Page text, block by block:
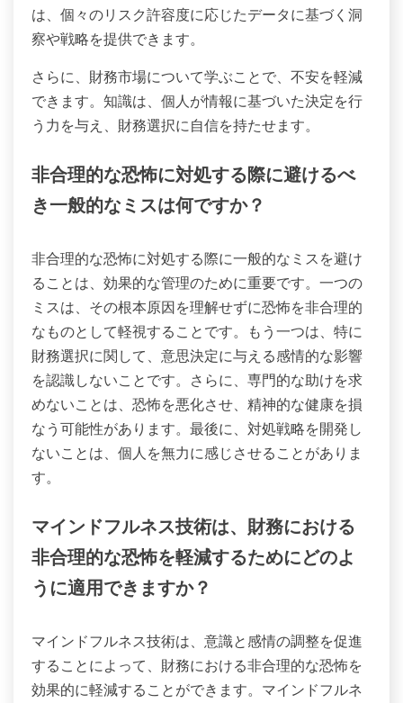
は、個々のリスク許容度に応じたデータに基づく洞
察や戦略を提供できます。
さらに、財務市場について学ぶことで、不安を軽減
できます。知識は、個人が情報に基づいた決定を行
う力を与え、財務選択に自信を持たせます。
非合理的な恐怖に対処する際に避けるべ
き一般的なミスは何ですか？
非合理的な恐怖に対処する際に一般的なミスを避け
ることは、効果的な管理のために重要です。一つの
ミスは、その根本原因を理解せずに恐怖を非合理的
なものとして軽視することです。もう一つは、特に
財務選択に関して、意思決定に与える感情的な影響
を認識しないことです。さらに、専門的な助けを求
めないことは、恐怖を悪化させ、精神的な健康を損
なう可能性があります。最後に、対処戦略を開発し
ないことは、個人を無力に感じさせることがありま
す。
マインドフルネス技術は、財務における
非合理的な恐怖を軽減するためにどのよ
うに適用できますか？
マインドフルネス技術は、意識と感情の調整を促進
することによって、財務における非合理的な恐怖を
効果的に軽減することができます。マインドフルネ